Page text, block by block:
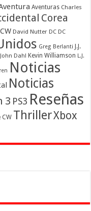
Aventuras Charles
Corea
CW David Nutter DC DC
Greg Berlanti
J.J.
John Dahl Kevin Williamson L.J.
Noticias
Noticias
3 PS3 Reseñas
CW ThrillerXbox